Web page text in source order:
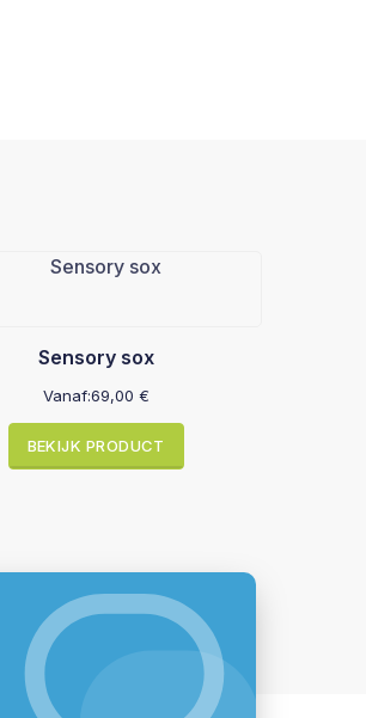
Sensory sox
Vanaf:69,00 €
BEKIJK PRODUCT